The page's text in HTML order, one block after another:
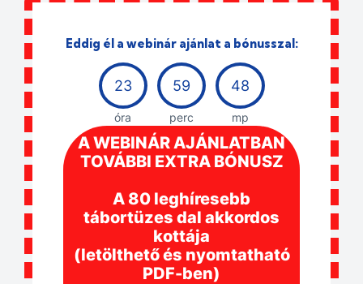
Eddig él a webinár ajánlat a bónusszal:
23
óra
59
perc
47
mp
A WEBINÁR AJÁNLATBAN
TOVÁBBI EXTRA BÓNUSZ
A 80 leghíresebb
tábortüzes dal akkordos
kottája
(letölthető és nyomtatható
PDF-ben)